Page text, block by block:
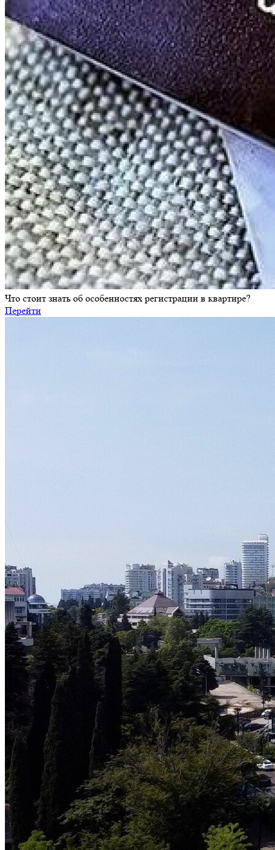
Что стоит знать об особенностях регистрации в квартире?
Перейти